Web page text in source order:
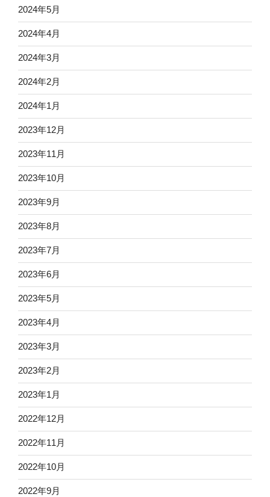
2024年5月
2024年4月
2024年3月
2024年2月
2024年1月
2023年12月
2023年11月
2023年10月
2023年9月
2023年8月
2023年7月
2023年6月
2023年5月
2023年4月
2023年3月
2023年2月
2023年1月
2022年12月
2022年11月
2022年10月
2022年9月